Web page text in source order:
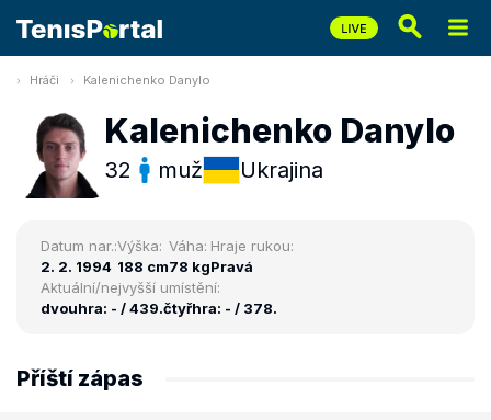
Hráči Kalenichenko Danylo
Kalenichenko Danylo
32 muž Ukrajina
Datum nar.:
2. 2. 1994
Výška:
188 cm
Váha:
78 kg
Hraje rukou:
Pravá
Aktuální/nejvyšší umístění:
dvouhra: - / 439.čtyřhra: - / 378.
Příští zápas